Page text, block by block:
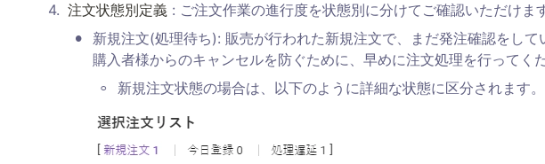
4. 注文状態別定義 : ご注文作業の進行度を状態別に分けてご確認いただけます
•
新規注文(処理待ち): 販売が行われた新規注文で、まだ発注確認をして
購入者様からのキャンセルを防ぐために、早めに注文処理を行ってくだ
◦ 新規注文状態の場合は、以下のように詳細な状態に区分されます。